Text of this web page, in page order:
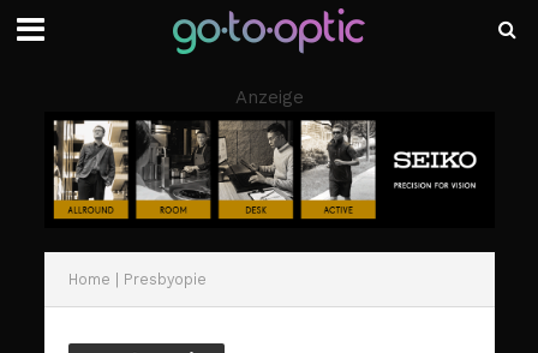
Anzeige
Home | Presbyopie